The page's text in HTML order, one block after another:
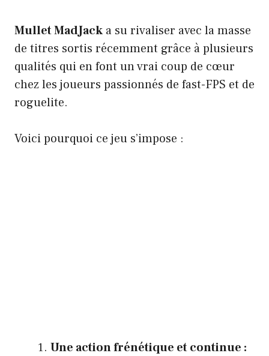
Mullet MadJack a su rivaliser avec la masse
de titres sortis récemment grâce à plusieurs
qualités qui en font un vrai coup de cœur
chez les joueurs passionnés de fast-FPS et de
roguelite.
Voici pourquoi ce jeu s’impose :
Une action frénétique et continue :